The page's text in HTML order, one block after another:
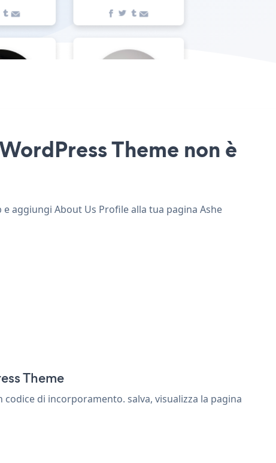
Theme non è
aggiungi About Us Profile alla tua pagina Ashe
Theme
di incorporamento. salva, visualizza la pagina